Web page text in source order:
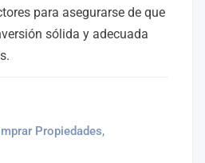
para asegurarse de que
sólida y adecuada
Propiedades,